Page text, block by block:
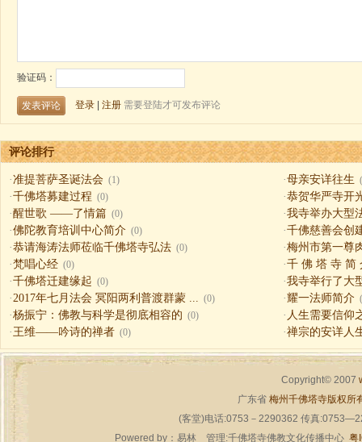
评论排行
·准提菩萨圣诞法会 (1) ·母亲安详往生
·千佛塔募建过程 (0) ·恭贺华严寺开
·醒世歌 ——了情篇 (0) ·我寺举办大型
·佛陀教育培训中心简介 (0) ·千佛慈善会创
·恭请海涛法师莅临千佛塔寺弘法 (0) ·梅州市第一尊
·梵唱心经 (0) ·千 佛 塔 寺 简
·千佛塔迁建缘起 (0) ·我寺举行了大
· 2017年七月法会 冥阳两利普渡群蒙 ... (0) ·耀一法师简介
·杨振宁：佛教与科学是彻底相容的 (0) · 人生需要信仰
· 王维——吟诗的禅者 (0) ·禅宗的安详人
Copyright© 2007
广东省 梅州千佛塔寺版权所
(客堂)电话:0753－2290362 传真
Powered by： 易林管理:千佛塔寺佛教文化传播中心 粤